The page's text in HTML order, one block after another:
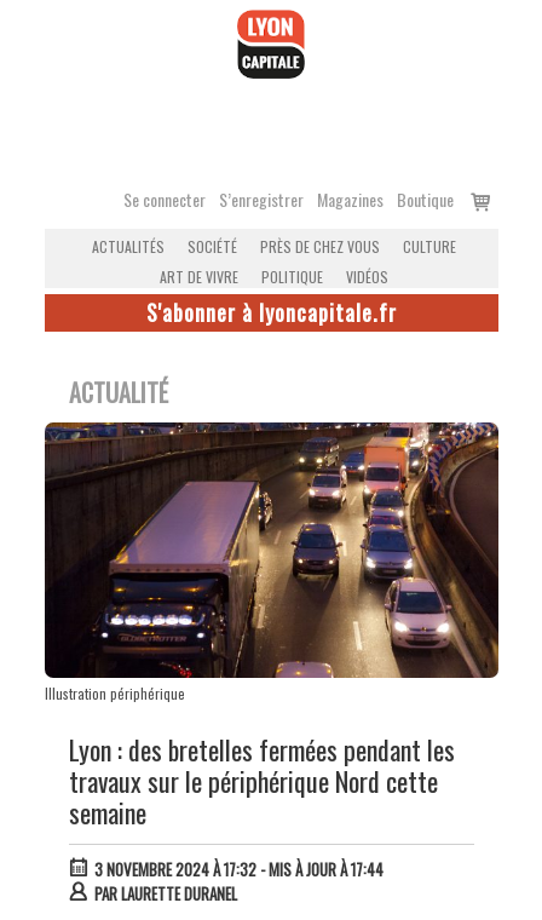
Se connecter S’enregistrer Magazines Boutique
Voir
ACTUALITÉS SOCIÉTÉ PRÈS DE CHEZ VOUS
CULTURE
ART DE VIVRE
POLITIQUE VIDÉOS
S'abonner à lyoncapitale.fr
ACTUALITÉ
Illustration périphérique
Lyon : des bretelles fermées pendant les
travaux sur le périphérique Nord cette
semaine
3 NOVEMBRE 2024 À 17:32- MIS À JOUR À 17:44
PARLAURETTE DURANEL